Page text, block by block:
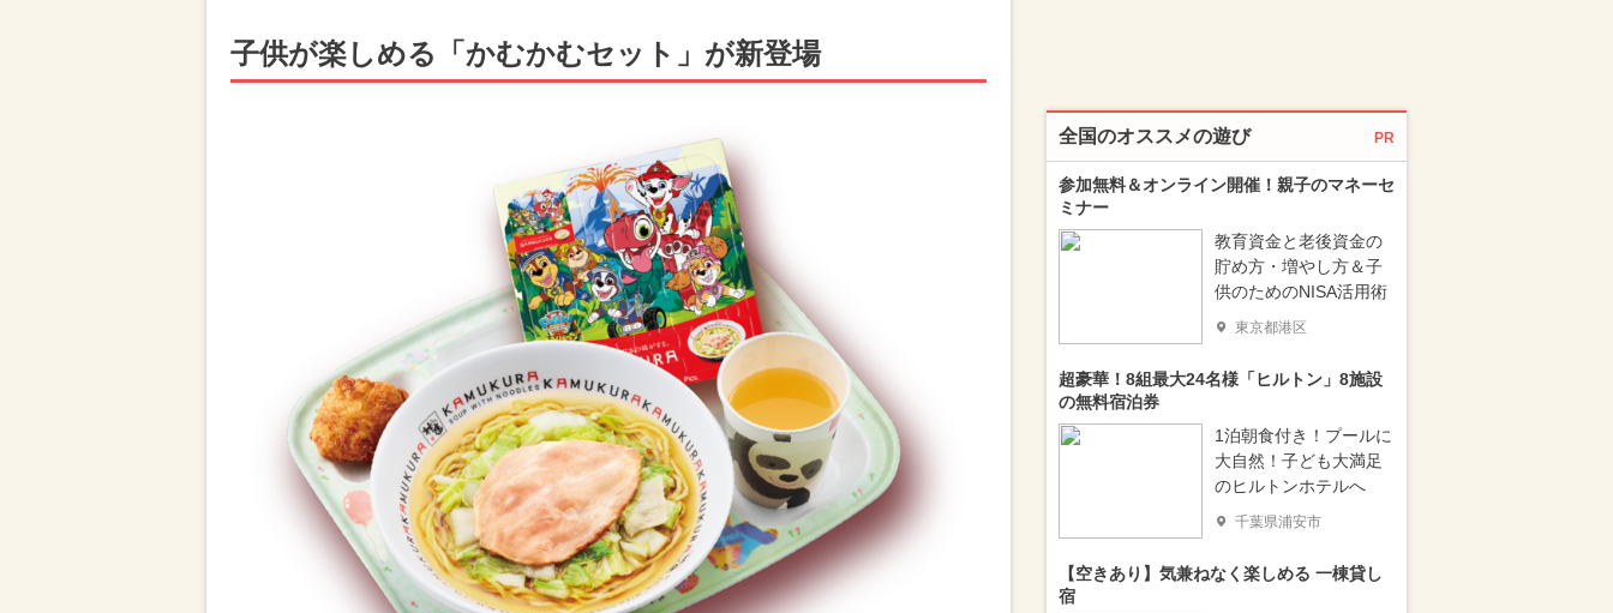
子供が楽しめる「かむかむセット」が新登場
全国のオススメの遊び PR
参加無料＆オンライン開催！親子のマネーセ
ミナー
教育資金と老後資金の
貯め方・増やし方＆子
供のためのNISA活用術
東京都港区
超豪華！8組最大24名様「ヒルトン」8施設
の無料宿泊券
1泊朝食付き！プールに
大自然！子ども大満足
のヒルトンホテルへ
千葉県浦安市
【空きあり】気兼ねなく楽しめる 一棟貸し
宿